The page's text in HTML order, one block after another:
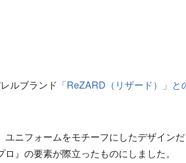
ルブランド 「ReZARD（リザード）」と
ニフォームをモチーフにしたデザイン
』の要素が際立ったものにしました。